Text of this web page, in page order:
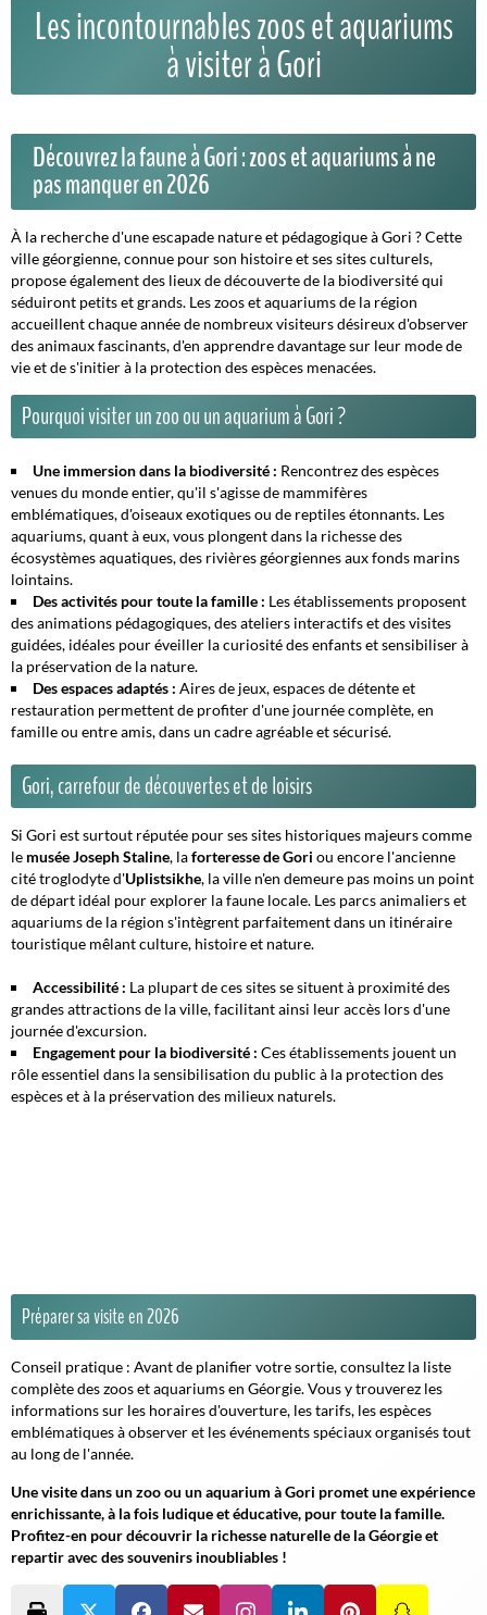
Les incontournables zoos et aquariums
à visiter à Gori
Découvrez la faune à Gori : zoos et aquariums à ne
pas manquer en 2026
À la recherche d'une escapade nature et pédagogique à Gori ? Cette
ville géorgienne, connue pour son histoire et ses sites culturels,
propose également des lieux de découverte de la biodiversité qui
séduiront petits et grands. Les zoos et aquariums de la région
accueillent chaque année de nombreux visiteurs désireux d'observer
des animaux fascinants, d'en apprendre davantage sur leur mode de
vie et de s'initier à la protection des espèces menacées.
Pourquoi visiter un zoo ou un aquarium à Gori ?
Une immersion dans la biodiversité : Rencontrez des espèces
venues du monde entier, qu'il s'agisse de mammifères
emblématiques, d'oiseaux exotiques ou de reptiles étonnants. Les
aquariums, quant à eux, vous plongent dans la richesse des
écosystèmes aquatiques, des rivières géorgiennes aux fonds marins
lointains.
Des activités pour toute la famille : Les établissements proposent
des animations pédagogiques, des ateliers interactifs et des visites
guidées, idéales pour éveiller la curiosité des enfants et sensibiliser à
la préservation de la nature.
Des espaces adaptés : Aires de jeux, espaces de détente et
restauration permettent de profiter d'une journée complète, en
famille ou entre amis, dans un cadre agréable et sécurisé.
Gori, carrefour de découvertes et de loisirs
Si Gori est surtout réputée pour ses sites historiques majeurs comme
le musée Joseph Staline, laforteresse de Gori ou encore l'ancienne
cité troglodyte d'Uplistsikhe, la ville n'en demeure pas moins un point
de départ idéal pour explorer la faune locale. Les parcs animaliers et
aquariums de la région s'intègrent parfaitement dans un itinéraire
touristique mêlant culture, histoire et nature.
Accessibilité : La plupart de ces sites se situent à proximité des
grandes attractions de la ville, facilitant ainsi leur accès lors d'une
journée d'excursion.
Engagement pour la biodiversité : Ces établissements jouent un
rôle essentiel dans la sensibilisation du public à la protection des
espèces et à la préservation des milieux naturels.
Préparer sa visite en 2026
Conseil pratique : Avant de planifier votre sortie, consultez la liste
complète des zoos et aquariums en Géorgie. Vous y trouverez les
informations sur les horaires d'ouverture, les tarifs, les espèces
emblématiques à observer et les événements spéciaux organisés tout
au long de l'année.
Une visite dans un zoo ou un aquarium à Gori promet une expérience
enrichissante, à la fois ludique et éducative, pour toute la famille.
Profitez-en pour découvrir la richesse naturelle de la Géorgie et
repartir avec des souvenirs inoubliables !